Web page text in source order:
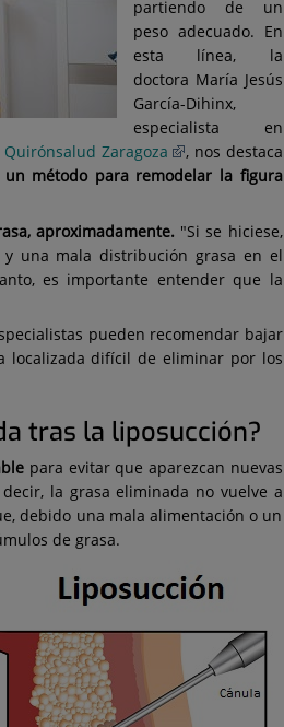
partiendo de un
peso adecuado. En
esta línea, la
doctora María Jesús
García-Dihinx,
especialista en
Zaragoza
, nos destaca
método para remodelar la figura
aproximadamente. "Si se hiciese,
y una mala distribución grasa en el
es importante entender que la
pueden recomendar bajar
localizada difícil de eliminar por los
tras la liposucción?
para evitar que aparezcan nuevas
la grasa eliminada no vuelve a
debido una mala alimentación o un
de grasa.